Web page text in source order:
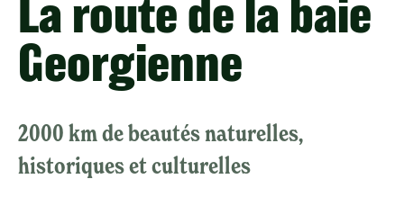
La route de la baie
Georgienne
2000 km de beautés naturelles,
historiques et culturelles